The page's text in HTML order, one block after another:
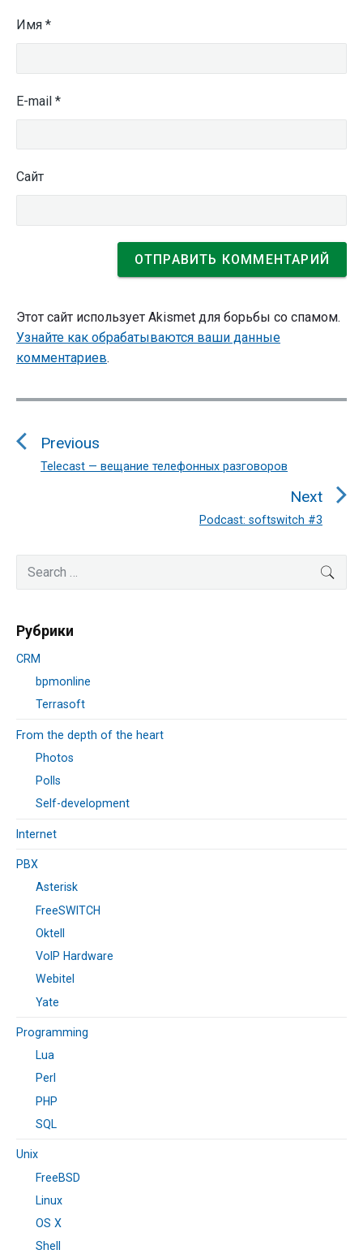
Имя *
E-mail *
Сайт
Этот сайт использует Akismet для борьбы со спамом.
Узнайте как обрабатываются ваши данные
комментариев.
Навигация
записям
Previous
Previous
Telecast — вещание телефонных разговоров
Next
Next
Podcast: softswitch #3
Primary
Sidebar
for:
Рубрики
CRM
bpmonline
Terrasoft
From the depth of the heart
Photos
Polls
Self-development
Internet
PBX
Asterisk
FreeSWITCH
Oktell
VoIP Hardware
Webitel
Yate
Programming
Lua
Perl
PHP
SQL
Unix
FreeBSD
Linux
OS X
Shell